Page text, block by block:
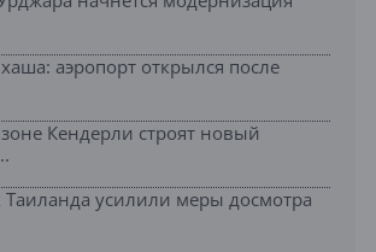
аэропорт открылся после
Кендерли строят новый
Таиланда усилили меры досмотра